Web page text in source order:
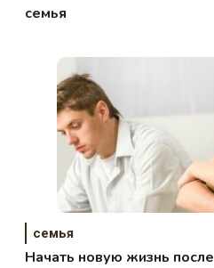
семья
семья
Начать новую жизнь после